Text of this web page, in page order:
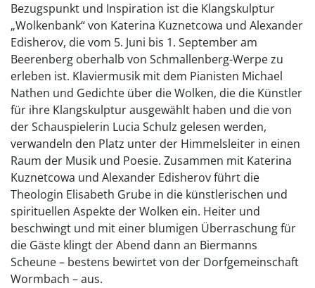
Bezugspunkt und Inspiration ist die Klangskulptur
„Wolkenbank“ von Katerina Kuznetcowa und Alexander
Edisherov, die vom 5. Juni bis 1. September am
Beerenberg oberhalb von Schmallenberg-Werpe zu
erleben ist. Klaviermusik mit dem Pianisten Michael
Nathen und Gedichte über die Wolken, die die Künstler
für ihre Klangskulptur ausgewählt haben und die von
der Schauspielerin Lucia Schulz gelesen werden,
verwandeln den Platz unter der Himmelsleiter in einen
Raum der Musik und Poesie. Zusammen mit Katerina
Kuznetcowa und Alexander Edisherov führt die
Theologin Elisabeth Grube in die künstlerischen und
spirituellen Aspekte der Wolken ein. Heiter und
beschwingt und mit einer blumigen Überraschung für
die Gäste klingt der Abend dann an Biermanns
Scheune – bestens bewirtet von der Dorfgemeinschaft
Wormbach – aus.